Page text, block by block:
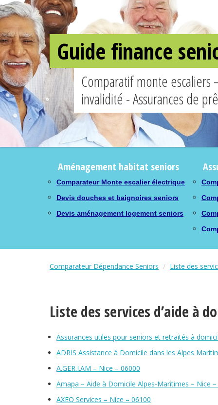
Guide finance
Comparatif monte escaliers
invalidité - Assurances de
Aménagement habitat seniors
Comparateur Monte escalier électrique
Devis douches et baignoires seniors
Devis aménagement logement seniors
Comparateur Dépendance Seniors Liste des
Liste des services d’aide à
Assurances utiles pour seniors et retraités à
ADRIS Assistance à Domicile dans les Alpes
A.GER.I.AM – Nice – 06000
Amapa – Aide à Domicile Alpes-Maritimes – Nice
AXEO Services – Nice – 06100